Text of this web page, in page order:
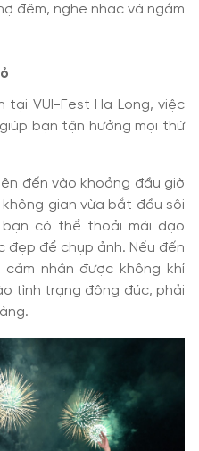
đêm, nghe nhạc và ngắm
VUI-Fest Ha Long, việc
bạn tận hưởng mọi thứ
đến vào khoảng đầu giờ
không gian vừa bắt đầu sôi
có thể thoải mái dạo
đẹp để chụp ảnh. Nếu đến
nhận được không khí
tình trạng đông đúc, phải